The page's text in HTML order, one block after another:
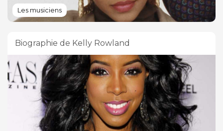
Les musiciens
Biographie de Kelly Rowland